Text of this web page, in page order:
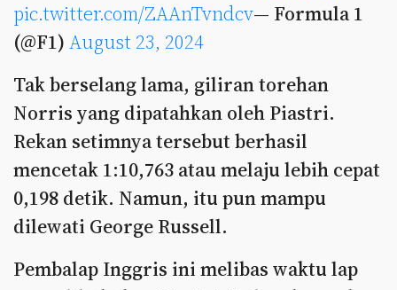
pic.twitter.com/ZAAnTvndcv— Formula 1
(@F1) August 23, 2024
Tak berselang lama, giliran torehan
Norris yang dipatahkan oleh Piastri.
Rekan setimnya tersebut berhasil
mencetak 1:10,763 atau melaju lebih cepat
0,198 detik. Namun, itu pun mampu
dilewati George Russell.
Pembalap Inggris ini melibas waktu lap